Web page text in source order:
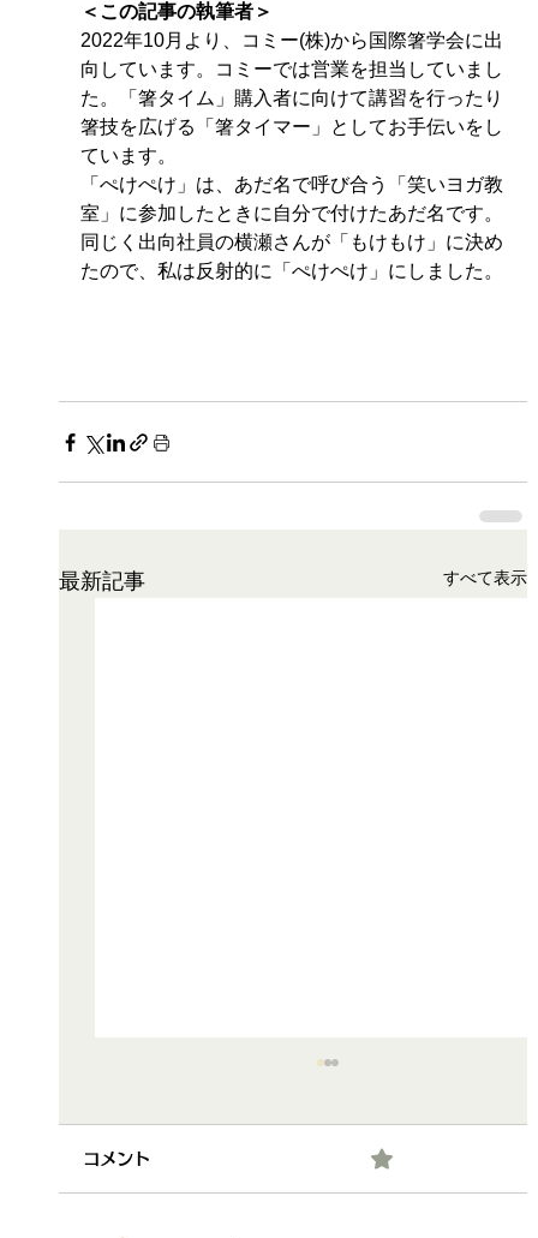
＜この記事の執筆者＞
2022年10月より、コミー(株)から国際箸学会に出
向しています。コミーでは営業を担当していまし
た。「箸タイム」購入者に向けて講習を行ったり
箸技を広げる「箸タイマー」としてお手伝いをし
ています。
「ぺけぺけ」は、あだ名で呼び合う「笑いヨガ教
室」に参加したときに自分で付けたあだ名です。
同じく出向社員の横瀬さんが「もけもけ」に決め
たので、私は反射的に「ぺけぺけ」にしました。
最新記事 すべて表示
コメント